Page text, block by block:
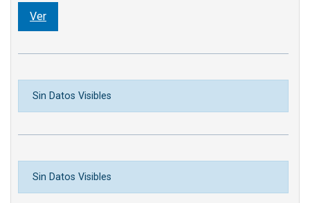
Ver
Sin Datos Visibles
Sin Datos Visibles